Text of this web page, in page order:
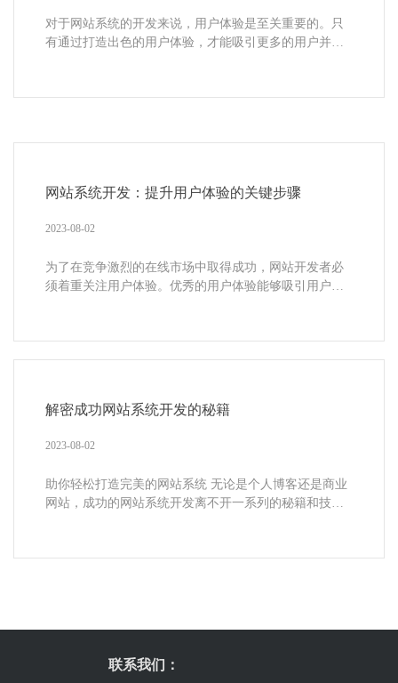
对于网站系统的开发来说，用户体验是至关重要的。只
有通过打造出色的用户体验，才能吸引更多的用户并促
网站系统开发：提升用户体验的关键步骤
2023-08-02
为了在竞争激烈的在线市场中取得成功，网站开发者必
须着重关注用户体验。优秀的用户体验能够吸引用户访
解密成功网站系统开发的秘籍
2023-08-02
助你轻松打造完美的网站系统 无论是个人博客还是商业
网站，成功的网站系统开发离不开一系列的秘籍和技
联系我们：